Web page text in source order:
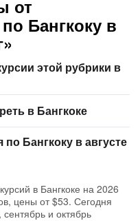
от
Бангкоку в
этой рубрики в
в Бангкоке
Бангкоку в августе
в Бангкоке на 2026
цены от $53. Сегодня
и октябрь